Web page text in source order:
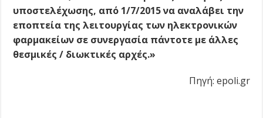
υποστελέχωσης, από 1/7/2015 να αναλάβει την
εποπτεία της λειτουργίας των ηλεκτρονικών
φαρμακείων σε συνεργασία πάντοτε με άλλες
θεσμικές / διωκτικές αρχές.»
Πηγή: epoli.gr